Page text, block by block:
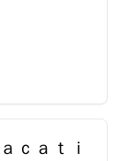
ｃａｔｉ